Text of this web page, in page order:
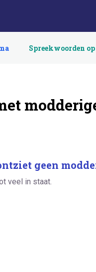
Spreekwoorden
geen
veel in staat.